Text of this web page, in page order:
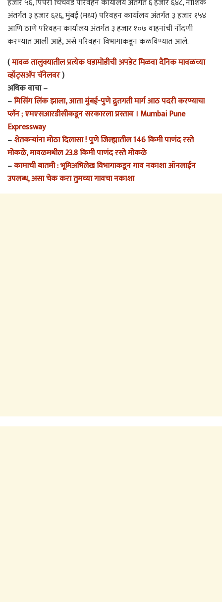
हजार ५६, पिंपरी चिंचवड परिवहन कार्यालय अंतर्गत ६ हजार ६४८, नाशिक
अंतर्गत ३ हजार ६२६, मुंबई (मध्य) परिवहन कार्यालय अंतर्गत ३ हजार १५४
आणि ठाणे परिवहन कार्यालय अंतर्गत ३ हजार १०७ वाहनांची नोंदणी
करण्यात आली आहे, असे परिवहन विभागाकडून कळविण्यात आले.
(मावळ तालुक्यातील प्रत्येक घडामोडीची अपडेट मिळवा दैनिक मावळच्या
व्हॉट्सअ‍ॅप चॅनेलवर)
अधिक वाचा –
–मिसिंग लिंक झाला, आता मुंबई-पुणे द्रुतगती मार्ग आठ पदरी करण्याचा
प्लॅन ; एमएसआरडीसीकडून सरकारला प्रस्ताव । Mumbai Pune
Expressway
–शेतकऱ्यांना मोठा दिलासा ! पुणे जिल्ह्यातील 146 किमी पाणंद रस्ते
मोकळे, मावळमधील 23.8 किमी पाणंद रस्ते मोकळे
–कामाची बातमी : भूमिअभिलेख विभागाकडून गाव नकाशा ऑनलाईन
उपलब्ध, असा चेक करा तुमच्या गावचा नकाशा